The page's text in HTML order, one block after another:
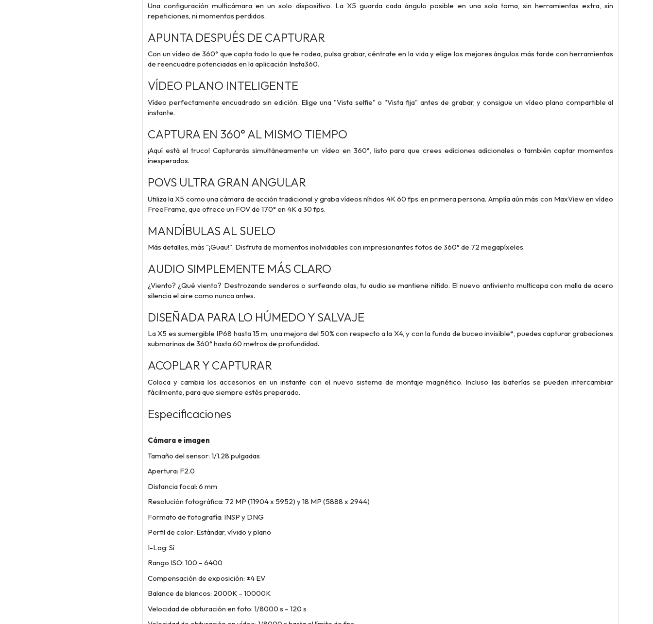
Una configuración multicámara en un solo dispositivo. La X5 guarda cada ángulo posible en una sola toma, sin herramientas extra, sin
repeticiones, ni momentos perdidos.
APUNTA DESPUÉS DE CAPTURAR
Con un vídeo de 360° que capta todo lo que te rodea, pulsa grabar, céntrate en la vida y elige los mejores ángulos más tarde con herramientas
de reencuadre potenciadas en la aplicación Insta360.
VÍDEO PLANO INTELIGENTE
Vídeo perfectamente encuadrado sin edición. Elige una "Vista selfie" o "Vista fija" antes de grabar, y consigue un vídeo plano compartible al
instante.
CAPTURA EN 360° AL MISMO TIEMPO
¡Aquí está el truco! Capturarás simultáneamente un vídeo en 360°, listo para que crees ediciones adicionales o también captar momentos
inesperados.
POVS ULTRA GRAN ANGULAR
Utiliza la X5 como una cámara de acción tradicional y graba vídeos nítidos 4K 60 fps en primera persona. Amplía aún más con MaxView en vídeo
FreeFrame, que ofrece un FOV de 170° en 4K a 30 fps.
MANDÍBULAS AL SUELO
Más detalles, más "¡Guau!". Disfruta de momentos inolvidables con impresionantes fotos de 360° de 72 megapíxeles.
AUDIO SIMPLEMENTE MÁS CLARO
¿Viento? ¿Qué viento? Destrozando senderos o surfeando olas, tu audio se mantiene nítido. El nuevo antiviento multicapa con malla de acero
silencia el aire como nunca antes.
DISEÑADA PARA LO HÚMEDO Y SALVAJE
La X5 es sumergible IP68 hasta 15 m, una mejora del 50% con respecto a la X4, y con la funda de buceo invisible*, puedes capturar grabaciones
submarinas de 360° hasta 60 metros de profundidad.
ACOPLAR Y CAPTURAR
Coloca y cambia los accesorios en un instante con el nuevo sistema de montaje magnético. Incluso las baterías se pueden intercambiar
fácilmente, para que siempre estés preparado.
Especificaciones
Cámara e imagen
Tamaño del sensor: 1/1.28 pulgadas
Apertura: F2.0
Distancia focal: 6 mm
Resolución fotográfica: 72 MP (11904 x 5952) y 18 MP (5888 x 2944)
Formato de fotografía: INSP y DNG
Perfil de color: Estándar, vívido y plano
I-Log: Sí
Rango ISO: 100 – 6400
Compensación de exposición: ±4 EV
Balance de blancos: 2000K – 10000K
Velocidad de obturación en foto: 1/8000 s – 120 s